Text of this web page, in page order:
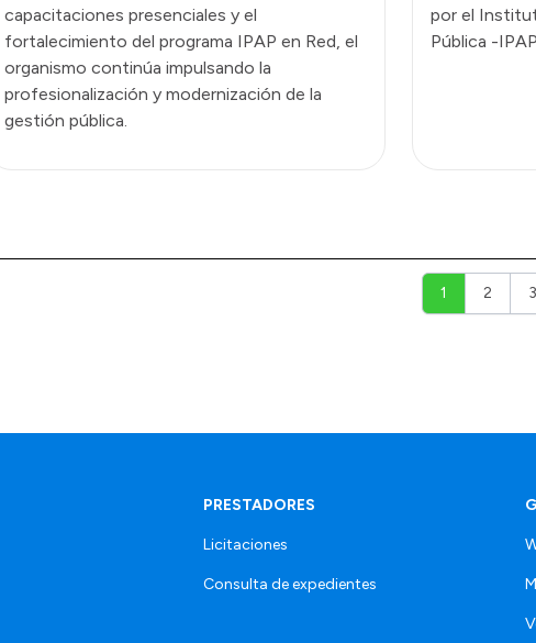
capacitaciones presenciales y el
fortalecimiento del programa IPAP en Red, el
organismo continúa impulsando la
profesionalización y modernización de la
gestión pública.
por el
Pública -
1 2 3
PRESTADORES
Licitaciones
Consulta de expedientes